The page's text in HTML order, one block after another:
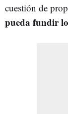
cuestión de
pueda fundir